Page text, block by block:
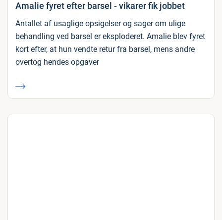
Amalie fyret efter barsel - vikarer fik jobbet
Antallet af usaglige opsigelser og sager om ulige
behandling ved barsel er eksploderet. Amalie blev fyret
kort efter, at hun vendte retur fra barsel, mens andre
overtog hendes opgaver